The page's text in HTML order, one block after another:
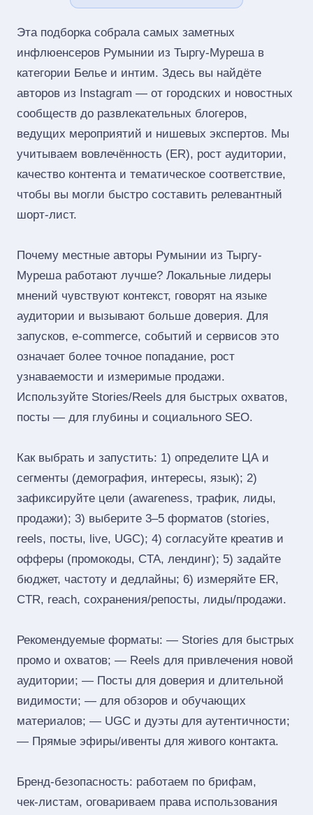
Эта подборка собрала самых заметных
инфлюенсеров Румынии из Тыргу-Муреша в
категории Белье и интим. Здесь вы найдёте
авторов из Instagram — от городских и новостных
сообществ до развлекательных блогеров,
ведущих мероприятий и нишевых экспертов. Мы
учитываем вовлечённость (ER), рост аудитории,
качество контента и тематическое соответствие,
чтобы вы могли быстро составить релевантный
шорт‑лист.
Почему местные авторы Румынии из Тыргу-
Муреша работают лучше? Локальные лидеры
мнений чувствуют контекст, говорят на языке
аудитории и вызывают больше доверия. Для
запусков, e‑commerce, событий и сервисов это
означает более точное попадание, рост
узнаваемости и измеримые продажи.
Используйте Stories/Reels для быстрых охватов,
посты — для глубины и социального SEO.
Как выбрать и запустить: 1) определите ЦА и
сегменты (демография, интересы, язык); 2)
зафиксируйте цели (awareness, трафик, лиды,
продажи); 3) выберите 3–5 форматов (stories,
reels, посты, live, UGC); 4) согласуйте креатив и
офферы (промокоды, CTA, лендинг); 5) задайте
бюджет, частоту и дедлайны; 6) измеряйте ER,
CTR, reach, сохранения/репосты, лиды/продажи.
Рекомендуемые форматы: — Stories для быстрых
промо и охватов; — Reels для привлечения новой
аудитории; — Посты для доверия и длительной
видимости; — для обзоров и обучающих
материалов; — UGC и дуэты для аутентичности;
— Прямые эфиры/ивенты для живого контакта.
Бренд‑безопасность: работаем по брифам,
чек‑листам, оговариваем права использования